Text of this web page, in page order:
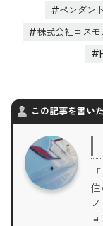
ペンダン
株式会社コス
この記事を書い